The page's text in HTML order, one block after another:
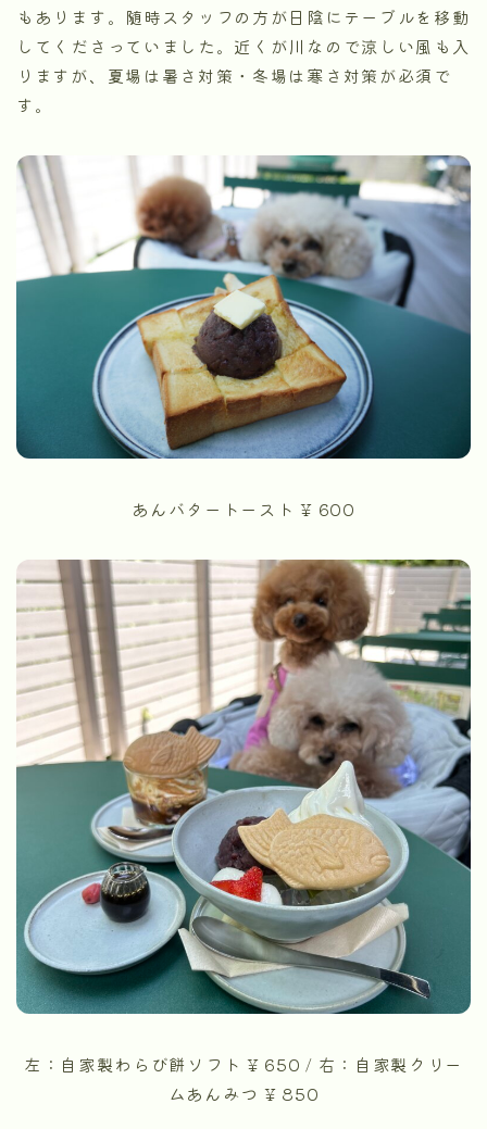
もあります。随時スタッフの方が日陰にテーブルを移動
してくださっていました。近くが川なので涼しい風も入
りますが、夏場は暑さ対策・冬場は寒さ対策が必須で
す。
あんバタートースト ¥ 600
左：自家製わらび餅ソフト ¥ 650 / 右：自家製クリー
ムあんみつ ¥ 850